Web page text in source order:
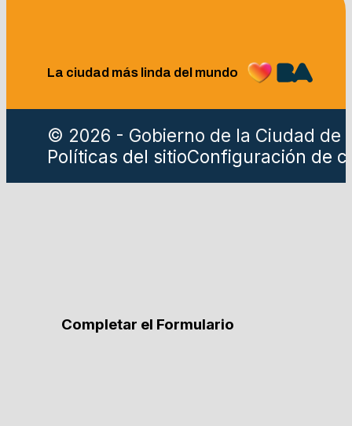
La ciudad más linda del mundo
© 2026 - Gobierno de la Ciudad de
Políticas del sitioConfiguración de
Completar el Formulario